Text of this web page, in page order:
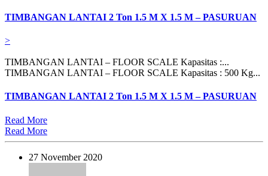
TIMBANGAN LANTAI 2 Ton 1.5 M X 1.5 M – PASURUAN
>
TIMBANGAN LANTAI – FLOOR SCALE Kapasitas :...
TIMBANGAN LANTAI – FLOOR SCALE Kapasitas : 500 Kg...
TIMBANGAN LANTAI 2 Ton 1.5 M X 1.5 M – PASURUAN
Read More
Read More
27 November 2020